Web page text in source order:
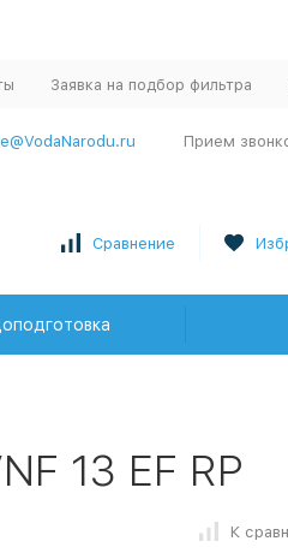
Заявка на подбор фильтра
Прием
Сравнение
13 EF RP
К